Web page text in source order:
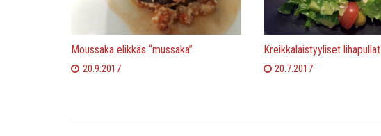
Moussaka elikkäs “mussaka”
20.9.2017
Kreikkalaistyyliset lihapullat
20.7.2017